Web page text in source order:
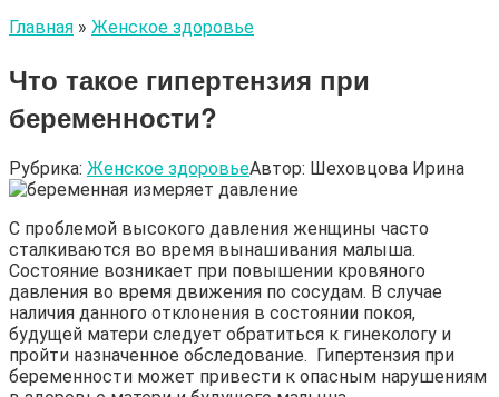
Главная » Женское здоровье
Что такое гипертензия при
беременности?
Рубрика: Женское здоровьеАвтор: Шеховцова Ирина
С проблемой высокого давления женщины часто
сталкиваются во время вынашивания малыша.
Состояние возникает при повышении кровяного
давления во время движения по сосудам. В случае
наличия данного отклонения в состоянии покоя,
будущей матери следует обратиться к гинекологу и
пройти назначенное обследование. Гипертензия при
беременности может привести к опасным нарушениям